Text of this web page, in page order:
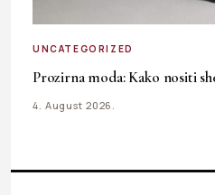
UNCATEGORIZED
Prozirna moda: Kako nositi
4. August 2026.